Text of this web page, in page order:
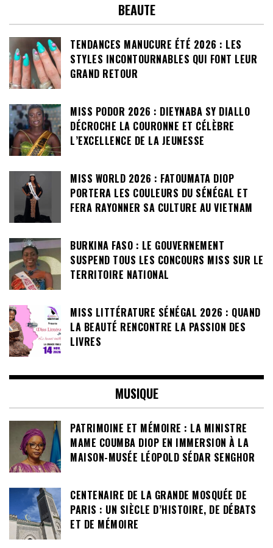
BEAUTE
TENDANCES MANUCURE ÉTÉ 2026 : LES
STYLES INCONTOURNABLES QUI FONT LEUR
GRAND RETOUR
MISS PODOR 2026 : DIEYNABA SY DIALLO
DÉCROCHE LA COURONNE ET CÉLÈBRE
L’EXCELLENCE DE LA JEUNESSE
MISS WORLD 2026 : FATOUMATA DIOP
PORTERA LES COULEURS DU SÉNÉGAL ET
FERA RAYONNER SA CULTURE AU VIETNAM
BURKINA FASO : LE GOUVERNEMENT
SUSPEND TOUS LES CONCOURS MISS SUR LE
TERRITOIRE NATIONAL
MISS LITTÉRATURE SÉNÉGAL 2026 : QUAND
LA BEAUTÉ RENCONTRE LA PASSION DES
LIVRES
MUSIQUE
PATRIMOINE ET MÉMOIRE : LA MINISTRE
MAME COUMBA DIOP EN IMMERSION À LA
MAISON-MUSÉE LÉOPOLD SÉDAR SENGHOR
CENTENAIRE DE LA GRANDE MOSQUÉE DE
PARIS : UN SIÈCLE D’HISTOIRE, DE DÉBATS
ET DE MÉMOIRE